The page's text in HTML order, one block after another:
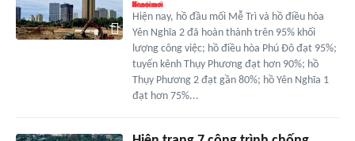
Hiện nay, hồ đầu mối Mễ Trì và hồ điều hòa
Yên Nghĩa 2 đã hoàn thành trên 95% khối
lượng công việc; hồ điều hòa Phú Đô đạt 95%;
tuyến kênh Thụy Phương đạt hơn 90%; hồ
Thụy Phương 2 đạt gần 80%; hồ Yên Nghĩa 1
đạt hơn 75%...